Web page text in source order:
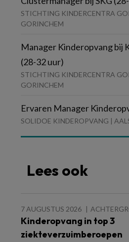
STICHTING KINDERCENTRA
GORINCHEM
Manager Kinderopvang bij
(28-32 uur)
STICHTING KINDERCENTRA
GORINCHEM
Ervaren Manager
SOLIDOE KINDEROPVANG |
Lees ook
7 AUGUSTUS 2026
Kinderopvang in top 3
ziekteverzuimberoepen